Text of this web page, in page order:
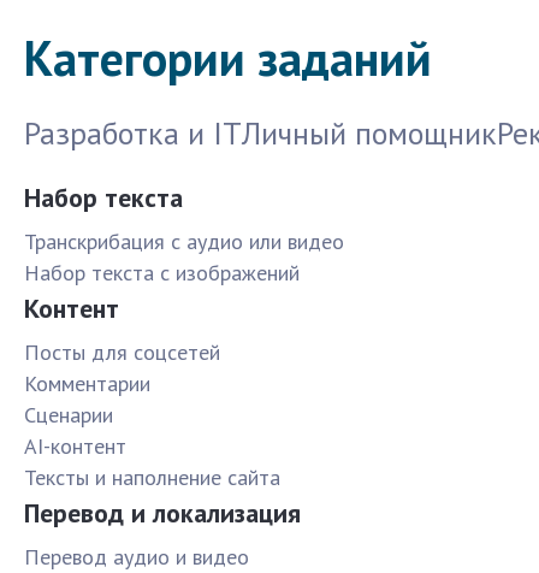
Категории заданий
Разработка и ITЛичный помощник
Набор текста
Транскрибация с аудио или видео
Набор текста с изображений
Контент
Посты для соцсетей
Комментарии
Сценарии
AI-контент
Тексты и наполнение сайта
Перевод и локализация
Перевод аудио и видео